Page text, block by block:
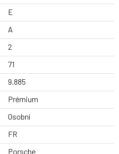
E
A
2
71
9.885
Prémium
Osobní
FR
Porsche